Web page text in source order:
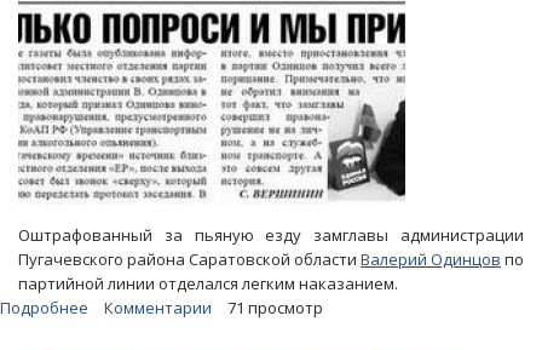
Оштрафованный за пьяную езду замглавы администрации
Пугачевского района Саратовской области Валерий Одинцов по
партийной линии отделался легким наказанием.
Подробнее
Комментарии 71 просмотр